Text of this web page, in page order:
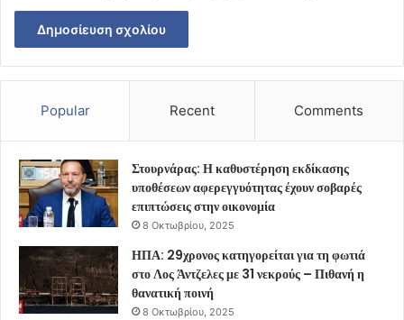
Popular Recent Comments
Στουρνάρας: Η καθυστέρηση εκδίκασης
υποθέσεων αφερεγγυότητας έχουν σοβαρές
επιπτώσεις στην οικονομία
8 Οκτωβρίου, 2025
ΗΠΑ: 29χρονος κατηγορείται για τη φωτιά
στο Λος Άντζελες με 31 νεκρούς – Πιθανή η
θανατική ποινή
8 Οκτωβρίου, 2025